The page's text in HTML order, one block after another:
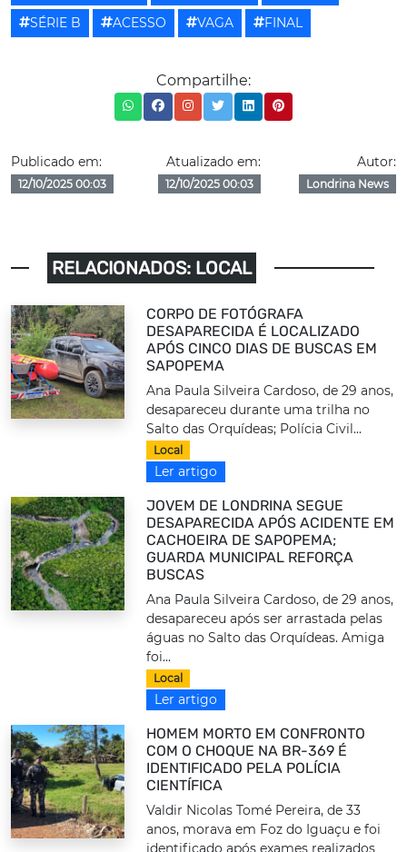
SÉRIE B
ACESSO VAGA FINAL
Compartilhe:
Publicado em:
12/10/2025 00:03
Atualizado em:
12/10/2025 00:03
Autor:
Londrina News
RELACIONADOS: LOCAL
CORPO DE FOTÓGRAFA
DESAPARECIDA É LOCALIZADO
APÓS CINCO DIAS DE BUSCAS EM
SAPOPEMA
Ana Paula Silveira Cardoso, de 29 anos,
desapareceu durante uma trilha no
Salto das Orquídeas; Polícia Civil...
Local
Ler artigo
JOVEM DE LONDRINA SEGUE
DESAPARECIDA APÓS ACIDENTE EM
CACHOEIRA DE SAPOPEMA;
GUARDA MUNICIPAL REFORÇA
BUSCAS
Ana Paula Silveira Cardoso, de 29 anos,
desapareceu após ser arrastada pelas
águas no Salto das Orquídeas. Amiga
foi...
Local
Ler artigo
HOMEM MORTO EM CONFRONTO
COM O CHOQUE NA BR-369 É
IDENTIFICADO PELA POLÍCIA
CIENTÍFICA
Valdir Nicolas Tomé Pereira, de 33
anos, morava em Foz do Iguaçu e foi
identificado após exames realizados